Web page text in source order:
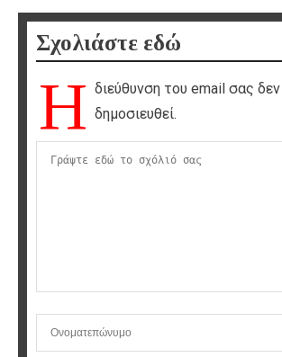
Σχολιάστε εδώ
Η διεύθυνση του email σας
δημοσιευθεί.